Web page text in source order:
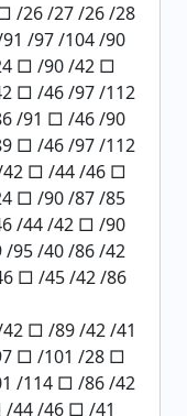
/26 /27 /26 /28
/97 /104 /90
□ /90 /42 □
□ /46 /97 /112
/91 □ /46 /90
□ /46 /97 /112
□ /44 /46 □
□ /90 /87 /85
/44 /42 □ /90
95 /40 /86 /42
□ /45 /42 /86
□ /89 /42 /41
□ /101 /28 □
/114 □ /86 /42
44 /46 □ /41